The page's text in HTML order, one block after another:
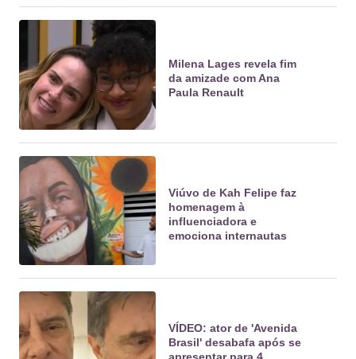
Milena Lages revela fim
da amizade com Ana
Paula Renault
Viúvo de Kah Felipe faz
homenagem à
influenciadora e
emociona internautas
VÍDEO: ator de 'Avenida
Brasil' desabafa após se